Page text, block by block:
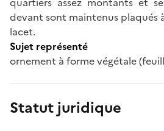
devant sont maintenus plaqués
lacet.
Sujet représenté
ornement à forme végétale
Statut juridique